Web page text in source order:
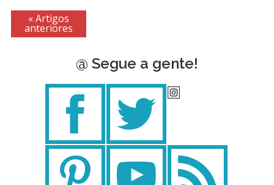
« Artigos
anteriores
@ Segue a gente!